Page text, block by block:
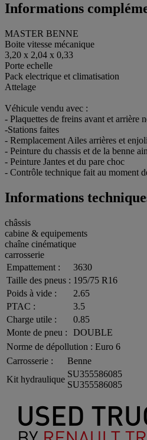
Informations
MASTER BENNE
Boite vitesse mécanique
3,20 x 2,04 x 0,33
Porte echelle
Pack electrique et climatisation
Attelage
Véhicule vendu avec :
- Plaquettes de freins avant et arrière
-Stations faites
- Remplacement Ailes arrières et
- Peinture du chassis et de la benne
- Peinture Jantes et du pare choc
- Contrôle technique fait au moment
Informations
châssis
cabine & equipements
chaîne cinématique
carrosserie
Empattement :
3630
Taille des pneus : 195/75 R16
Poids à vide :
2.65
PTAC :
3.5
Charge utile :
0.85
Monte de pneu :
DOUBLE
Norme de dépollution : Euro 6
Carrosserie :
Benne
Kit hydraulique
SU355586085
SU355586085